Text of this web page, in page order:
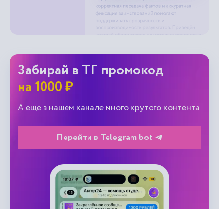
Забирай в ТГ промокод
на 1000 ₽
А еще в нашем канале много крутого контента
Перейти в Telegram bot